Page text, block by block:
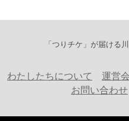
「つりチケ」が届ける
わたしたちについて 運営
お問い合わせ